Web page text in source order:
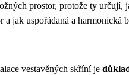
prostor, protože ty určují,
jak uspořádaná a harmonická
vestavěných skříní je